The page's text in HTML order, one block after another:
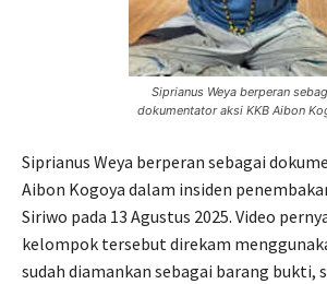
Siprianus Weya berperan
dokumentator aksi KKB Aibon
Siprianus Weya berperan sebagai
Aibon Kogoya dalam insiden
Siriwo pada 13 Agustus 2025. Video
kelompok tersebut direkam
sudah diamankan sebagai barang bukti,